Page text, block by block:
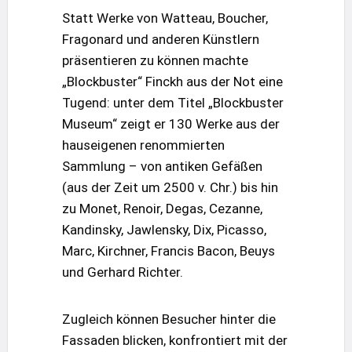
Statt Werke von Watteau, Boucher,
Fragonard und anderen Künstlern
präsentieren zu können machte
„Blockbuster“ Finckh aus der Not eine
Tugend: unter dem Titel „Blockbuster
Museum“ zeigt er 130 Werke aus der
hauseigenen renommierten
Sammlung – von antiken Gefäßen
(aus der Zeit um 2500 v. Chr.) bis hin
zu Monet, Renoir, Degas, Cezanne,
Kandinsky, Jawlensky, Dix, Picasso,
Marc, Kirchner, Francis Bacon, Beuys
und Gerhard Richter.
Zugleich können Besucher hinter die
Fassaden blicken, konfrontiert mit der